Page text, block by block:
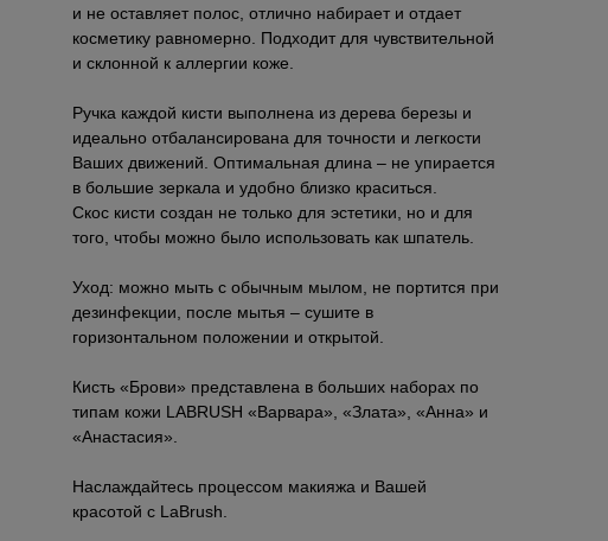
и не оставляет полос, отлично набирает и отдает
косметику равномерно. Подходит для чувствительной
и склонной к аллергии коже.
Ручка каждой кисти выполнена из дерева березы и
идеально отбалансирована для точности и легкости
Ваших движений. Оптимальная длина – не упирается
в большие зеркала и удобно близко краситься.
Скос кисти создан не только для эстетики, но и для
того, чтобы можно было использовать как шпатель.
Уход: можно мыть с обычным мылом, не портится при
дезинфекции, после мытья – сушите в
горизонтальном положении и открытой.
Кисть «Брови» представлена в больших наборах по
типам кожи LABRUSH «Варвара», «Злата», «Анна» и
«Анастасия».
Наслаждайтесь процессом макияжа и Вашей
красотой с LaBrush.